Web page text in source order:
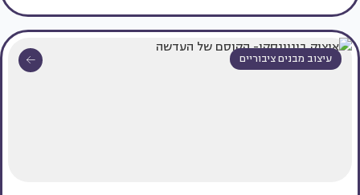
עיצוב מבנים ציבוריים